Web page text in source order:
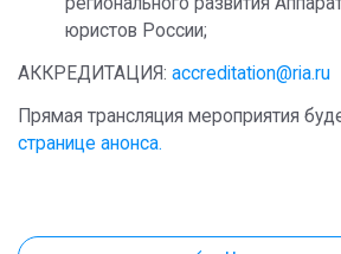
юристов России;
АККРЕДИТАЦИЯ: accreditation@ria.ru
Прямая трансляция мероприятия
странице анонса.